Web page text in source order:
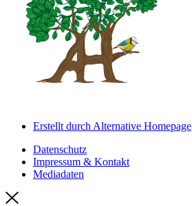
Erstellt durch Alternative Homepage
Datenschutz
Impressum & Kontakt
Mediadaten